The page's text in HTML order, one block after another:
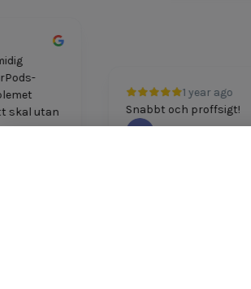
1 year ago
Snabbt och proffsigt!
skal utan